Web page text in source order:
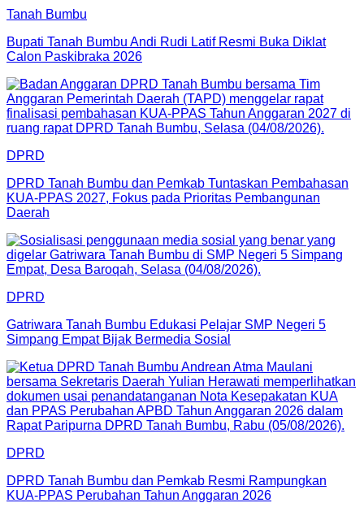
Tanah Bumbu
Bupati Tanah Bumbu Andi Rudi Latif Resmi Buka Diklat
Calon Paskibraka 2026
DPRD
DPRD Tanah Bumbu dan Pemkab Tuntaskan Pembahasan
KUA-PPAS 2027, Fokus pada Prioritas Pembangunan
Daerah
DPRD
Gatriwara Tanah Bumbu Edukasi Pelajar SMP Negeri 5
Simpang Empat Bijak Bermedia Sosial
DPRD
DPRD Tanah Bumbu dan Pemkab Resmi Rampungkan
KUA-PPAS Perubahan Tahun Anggaran 2026